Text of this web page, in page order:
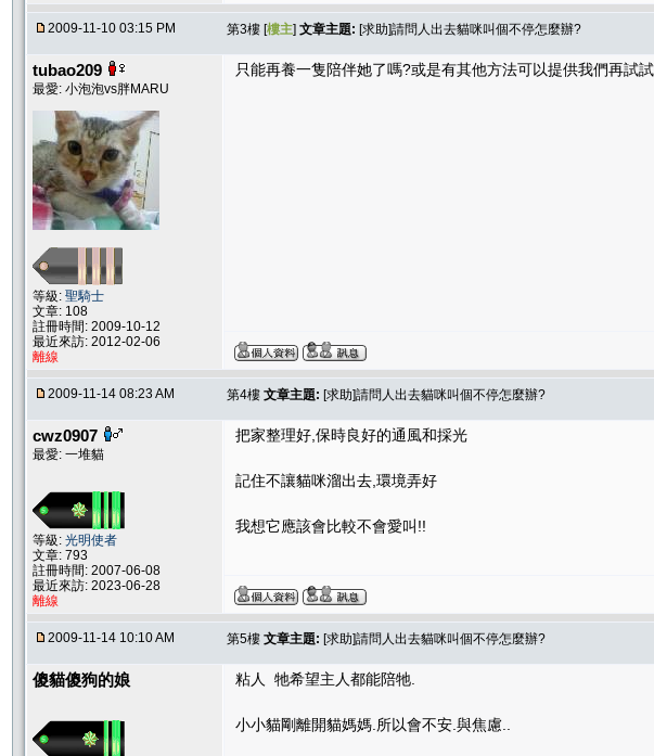
2009-11-10 03:15 PM 第3樓 [樓主] 文章主題: [求助]請問人出去貓咪叫個不停怎麼辦?
tubao209
最愛: 小泡泡vs胖MARU
等級: 聖騎士
文章: 108
註冊時間: 2009-10-12
最近來訪: 2012-02-06
離線
只能再養一隻陪伴她了嗎?或是有其他方法可以提供我們再試
2009-11-14 08:23 AM 第4樓 文章主題: [求助]請問人出去貓咪叫個不停怎麼辦?
cwz0907
最愛: 一堆貓
等級: 光明使者
文章: 793
註冊時間: 2007-06-08
最近來訪: 2023-06-28
離線
把家整理好,保時良好的通風和採光
記住不讓貓咪溜出去,環境弄好
我想它應該會比較不會愛叫!!
2009-11-14 10:10 AM 第5樓 文章主題: [求助]請問人出去貓咪叫個不停怎麼辦?
傻貓傻狗的娘 粘人 牠希望主人都能陪牠.
小小貓剛離開貓媽媽.所以會不安.與焦慮..